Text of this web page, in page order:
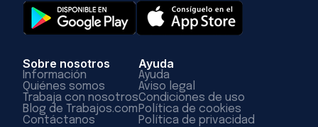
Sobre nosotros
Información
Quiénes somos
Trabaja con nosotros
Blog de Trabajos.com
Contáctanos
Ayuda
Ayuda
Aviso legal
Condiciones de uso
Política de cookies
Política de privacidad